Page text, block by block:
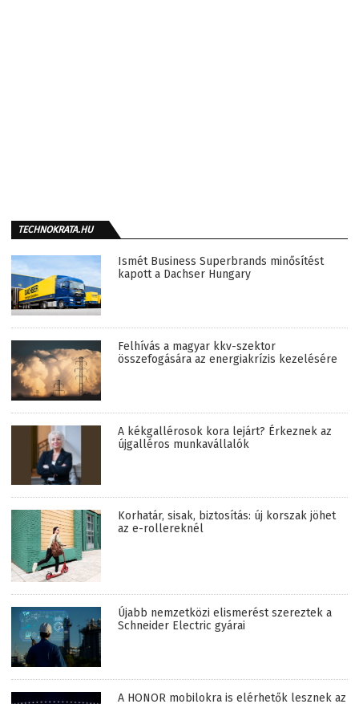
TECHNOKRATA.HU
Ismét Business Superbrands minősítést
kapott a Dachser Hungary
Felhívás a magyar kkv-szektor
összefogására az energiakrízis kezelésére
A kékgallérosok kora lejárt? Érkeznek az
újgalléros munkavállalók
Korhatár, sisak, biztosítás: új korszak jöhet
az e-rollereknél
Újabb nemzetközi elismerést szereztek a
Schneider Electric gyárai
A HONOR mobilokra is elérhetők lesznek az